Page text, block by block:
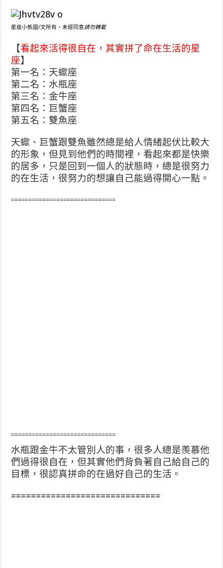
星座小熊圖/文所有，未經同意請勿轉載
【看起來活得很自在，其實拼了命在生活的星
座】
第一名：天蠍座
第二名：水瓶座
第三名：金牛座
第四名：巨蟹座
第五名：雙魚座
天蠍、巨蟹跟雙魚雖然總是給人情緒起伏比較大
的形象，但見到他們的時間裡，看起來都是快樂
的居多，只是回到一個人的狀態時，總是很努力
的在生活，很努力的想讓自己能過得開心一點。
==============================
==============================
水瓶跟金牛不太管別人的事，很多人總是羨慕他
們過得很自在，但其實他們背負著自己給自己的
目標，很認真拼命的在過好自己的生活。
==============================